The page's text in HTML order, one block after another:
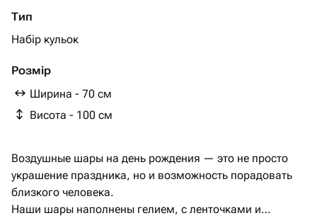
Тип
Набір кульок
Розмір
Ширина - 70 см
Висота - 100 см
Воздушные шары на день рождения — это не просто
украшение праздника, но и возможность порадовать
близкого человека.
Наши шары наполнены гелием, с ленточками и